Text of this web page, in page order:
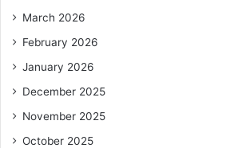
March 2026
February 2026
January 2026
December 2025
November 2025
October 2025